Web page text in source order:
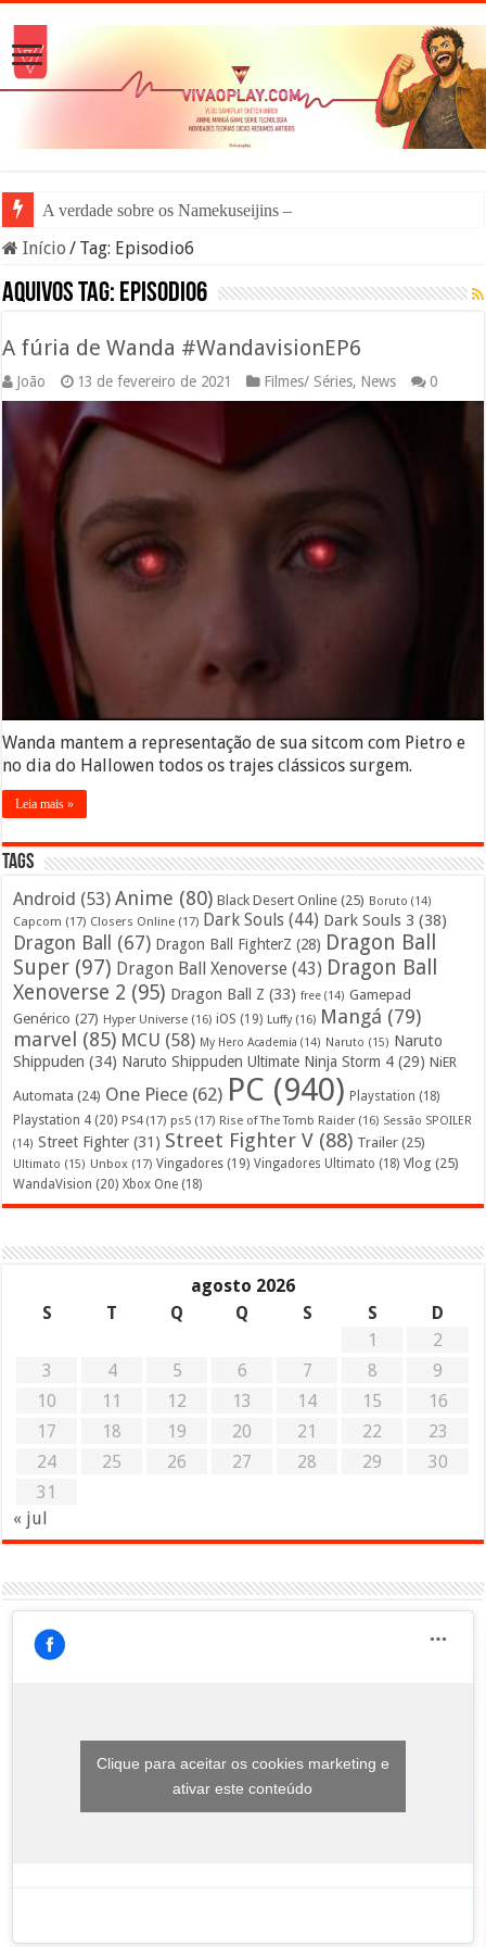
A verdade sobre os Namekuseijins – DRAGON
Início / Tag: Episodio6
Aquivos tag: Episodio6
A fúria de Wanda #WandavisionEP6
João 13 de fevereiro de 2021 Filmes/ Séries, News 0
Wanda mantem a representação de sua sitcom com Pietro e
no dia do Hallowen todos os trajes clássicos surgem.
Leia mais »
Tags
Android (53) Anime (80) Black Desert Online (25) Boruto (14)
Capcom (17) Closers Online (17) Dark Souls (44) Dark Souls 3 (38)
Dragon Ball (67) Dragon Ball FighterZ (28) Dragon Ball
Super (97) Dragon Ball Xenoverse (43) Dragon Ball
Xenoverse 2 (95) Dragon Ball Z (33) free (14) Gamepad
Genérico (27) Hyper Universe (16) iOS (19) Luffy(16) Mangá (79)
marvel (85) MCU (58) My Hero Academia (14) Naruto (15) Naruto
Shippuden (34) Naruto Shippuden Ultimate Ninja Storm 4 (29) NiER
Automata (24) One Piece (62) PC (940) Playstation (18)
Playstation 4 (20) PS4(17) ps5 (17) Rise of The Tomb Raider (16) Sessão SPOILER
(14) Street Fighter (31) Street Fighter V (88) Trailer (25)
Ultimato (15) Unbox (17) Vingadores (19) Vingadores Ultimato (18) Vlog (25)
WandaVision (20) Xbox One (18)
agosto 2026
S
T Q Q S S
D
1
2
3
4 5 6 7 8
9
10
11 12 13 14 15
16
17
18 19 20 21 22
23
24
25 26 27 28 29
30
31
« jul
Clique para aceitar os cookies marketing e
ativar este conteúdo